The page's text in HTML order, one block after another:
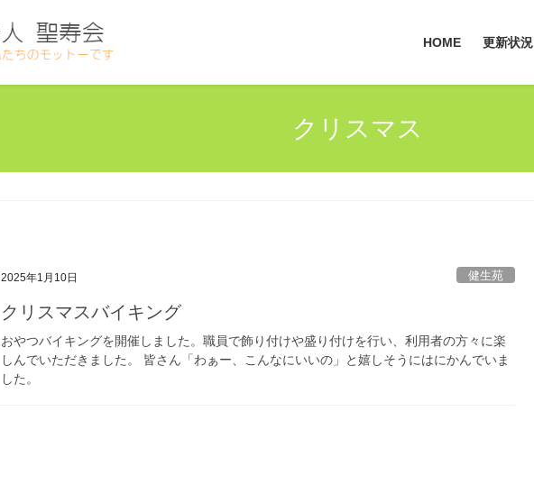
HOME 更新状況
クリスマス
2025年1月10日 健生苑
クリスマスバイキング
おやつバイキングを開催しました。職員で飾り付けや盛り付けを行い、利用者の方々に楽
しんでいただきました。 皆さん「わぁー、こんなにいいの」と嬉しそうにはにかんでいま
した。